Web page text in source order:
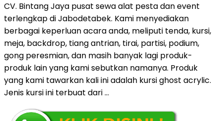
CV. Bintang Jaya pusat sewa alat pesta dan event
terlengkap di Jabodetabek. Kami menyediakan
berbagai keperluan acara anda, meliputi tenda, kursi,
meja, backdrop, tiang antrian, tirai, partisi, podium,
gong peresmian, dan masih banyak lagi produk-
produk lain yang kami sebutkan namanya. Produk
yang kami tawarkan kali ini adalah kursi ghost acrylic.
Jenis kursi ini terbuat dari …